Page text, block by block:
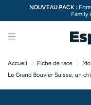
NOUVEAU PACK :
Family
Menu
Accueil Fiche de race
Le Grand Bouvier Suisse, un